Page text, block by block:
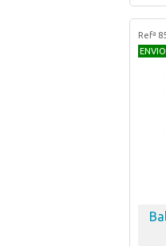
Refª